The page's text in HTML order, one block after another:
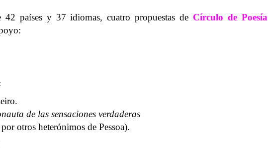
países y 37 idiomas, cuatro propuestas de Círculo de Poesía
de las sensaciones verdaderas
otros heterónimos de Pessoa).